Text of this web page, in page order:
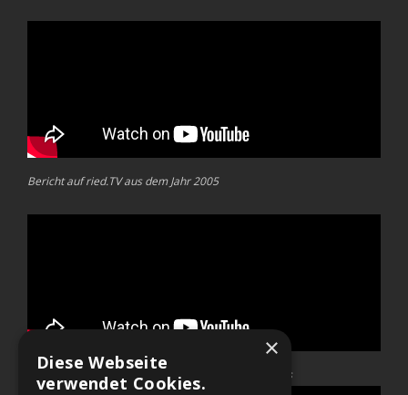
Bericht auf ried.TV aus dem Jahr 2005
TV Bericht aus dem Jahr 2006 mit Fokus auf e-Sports
×
Diese Webseite
verwendet Cookies.